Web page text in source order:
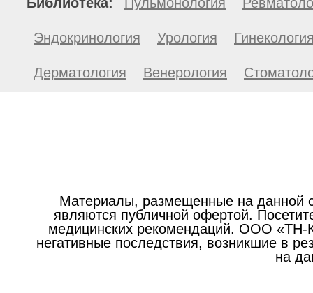
Эндокринология Урология
Дерматология Венерология
Материалы, размещенные на данной
являются публичной офертой.
медицинских рекомендаций. ООО «ТН-
негативные последствия, возникшие в
на